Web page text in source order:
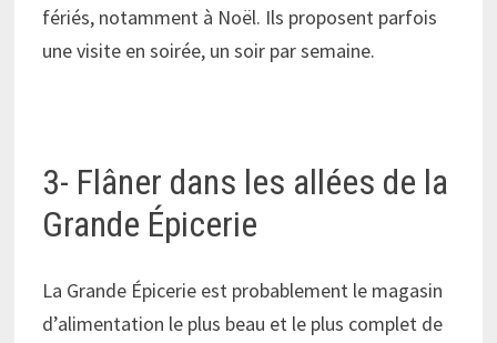
fériés, notamment à Noël. Ils proposent parfois
une visite en soirée, un soir par semaine.
3- Flâner dans les allées de la
Grande Épicerie
La Grande Épicerie est probablement le magasin
d’alimentation le plus beau et le plus complet de